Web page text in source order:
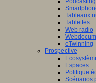
Tableaux
Tablettes
Web radio
eTwinning
Prospective
Espaces
Politique
Scénarios